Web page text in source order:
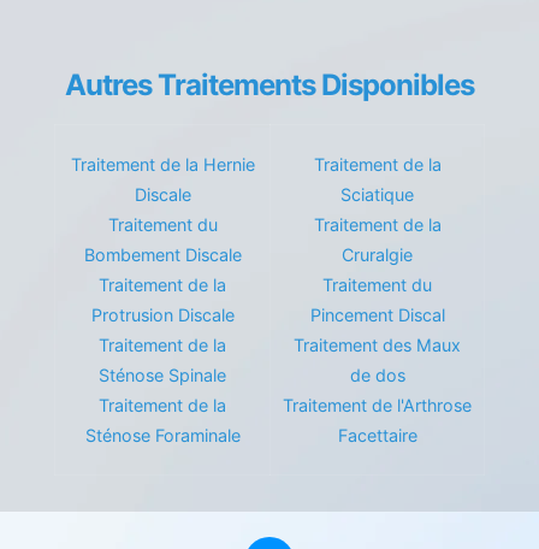
Autres Traitements Disponibles
Traitement de la Hernie
Discale
Traitement du
Bombement Discale
Traitement de la
Protrusion Discale
Traitement de la
Sténose Spinale
Traitement de la
Sténose Foraminale
Traitement de la
Sciatique
Traitement de la
Cruralgie
Traitement du
Pincement Discal
Traitement des Maux
de dos
Traitement de l'Arthrose
Facettaire